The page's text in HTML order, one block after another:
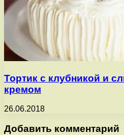
Тортик с клубникой и
кремом
26.06.2018
Добавить комментарий